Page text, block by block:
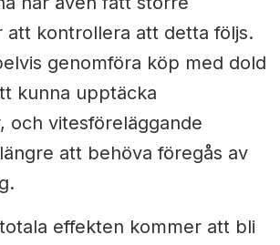
att kontrollera att detta följs.
genomföra köp med dold
kunna upptäcka
och vitesföreläggande
att behöva föregås av
effekten kommer att bli